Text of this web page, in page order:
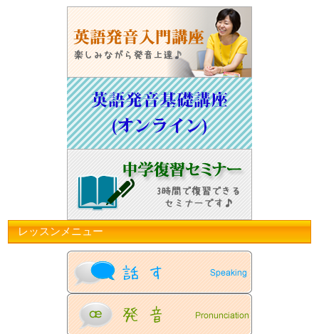
レッスンメニュー